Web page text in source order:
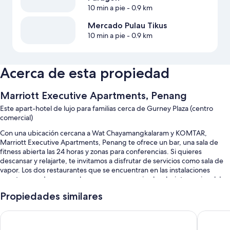
10 min a pie- 0.9 km
Mercado Pulau Tikus
10 min a pie- 0.9 km
Acerca de esta propiedad
Marriott Executive Apartments, Penang
Este apart-hotel de lujo para familias cerca de Gurney Plaza (centro
comercial)
Con una ubicación cercana a Wat Chayamangkalaram y KOMTAR,
Marriott Executive Apartments, Penang te ofrece un bar, una sala de
fitness abierta las 24 horas y zonas para conferencias. Si quieres
descansar y relajarte, te invitamos a disfrutar de servicios como sala de
vapor. Los dos restaurantes que se encuentran en las instalaciones
cuentan con desayuno, almuerzo, cena y cocina local e internacional. La
gratuito para todos los huéspedes.
También se incluyen los siguientes beneficios en este apart-hotel:
Propiedades similares
Penang Marriott Hotel Iconic